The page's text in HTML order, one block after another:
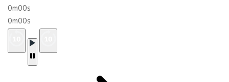
0m00s
0m00s